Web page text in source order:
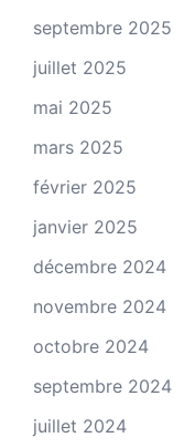
septembre 2025
juillet 2025
mai 2025
mars 2025
février 2025
janvier 2025
décembre 2024
novembre 2024
octobre 2024
septembre 2024
juillet 2024